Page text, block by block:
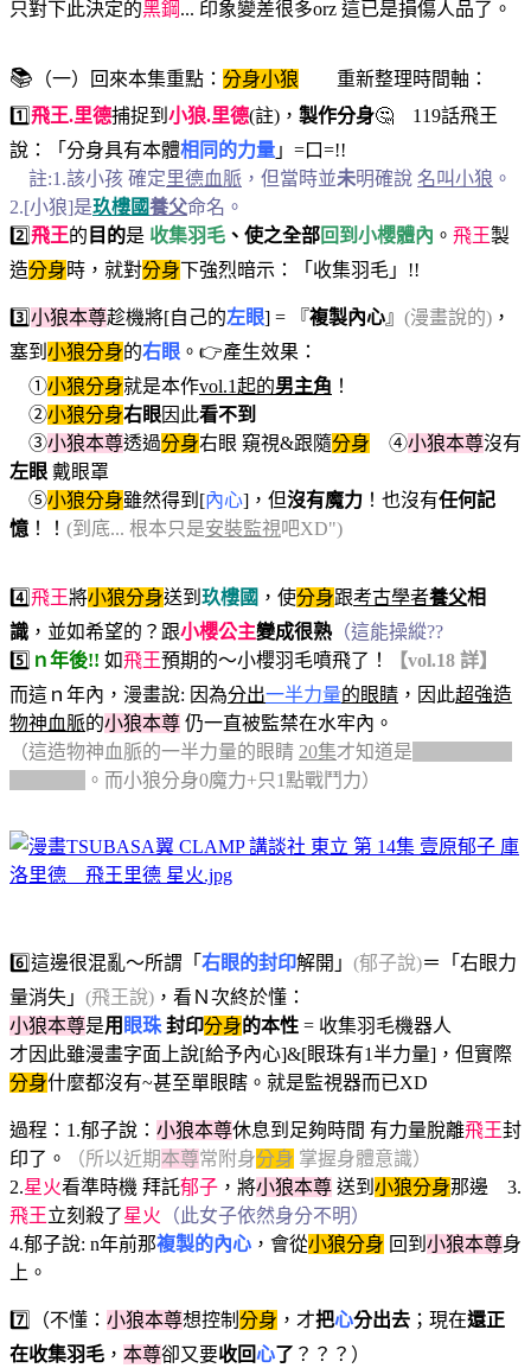
只對下此決定的黑鋼... 印象變差很多orz 這已是損傷人品了。
📚 （一）回來本集重點： 分身小狼 重新整理時間軸：
1️⃣飛王.里德捕捉到 小狼.里德(註)， 製作分身🤔 119話飛王
說：「分身具有本體相同的力量 」=口=!!
註:1.該小孩 確定里德血脈 ，但當時並未明確說 名叫小狼 。
2.[小狼]是玖樓國養父命名。
2️⃣飛王的 目的是 收集羽毛 、使之全部回到小櫻體內 。 飛王製
造分身時，就對分身下強烈暗示：「收集羽毛」!!
3️⃣小狼本尊趁機將[自己的左眼] = 『複製內心』 (漫畫說的) ，
塞到 小狼分身的右眼 。👉產生效果：
①小狼分身就是本作vol.1起的男主角 ！
②小狼分身右眼因此看不到
③小狼本尊透過分身右眼 窺視&跟隨分身 ④小狼本尊沒有
左眼 戴眼罩
⑤小狼分身雖然得到[內心]，但沒有魔力 ！也沒有任何記
憶 ！！ (到底... 根本只是安裝監視吧XD")
4️⃣飛王將小狼分身送到 玖樓國 ，使分身跟考古學者養父相
識 ，並如希望的？跟小櫻公主變成很熟（這能操縱??
5️⃣ ｎ年後!! 如飛王預期的～小櫻羽毛噴飛了！
【vol.18 詳】
而這ｎ年內，漫畫說: 因為分出一半力量的眼睛 ，因此超強造
物神血脈的小狼本尊 仍一直被監禁在水牢內。
（這造物神血脈的一半力量的眼睛 20集才知道是
。而小狼分身0魔力+只1點戰鬥力）
6️⃣這邊很混亂～所謂「 右眼的封印解開」 (郁子說)＝「右眼力
量消失」 (飛王說) ，看Ｎ次終於懂：
小狼本尊是用 眼珠 封印分身的本性 = 收集羽毛機器人
才因此雖漫畫字面上說[給予內心]&[眼珠有1半力量]，但實際
分身什麼都沒有~甚至單眼瞎。就是監視器而已XD
過程：1.郁子說： 小狼本尊休息到足夠時間 有力量脫離飛王封
印了。
（所以近期本尊常附身分身 掌握身體意識）
2.星火看準時機 拜託郁子 ，將小狼本尊 送到 小狼分身那邊 3.
飛王立刻殺了星火 （此女子依然身分不明）
4.郁子說: n年前那複製的內心 ，會從小狼分身 回到 小狼本尊身
上。
7️⃣（不懂： 小狼本尊想控制 分身 ，才把心分出去 ；現在還正
在收集羽毛 ， 本尊卻又要收回心了 ？？？）